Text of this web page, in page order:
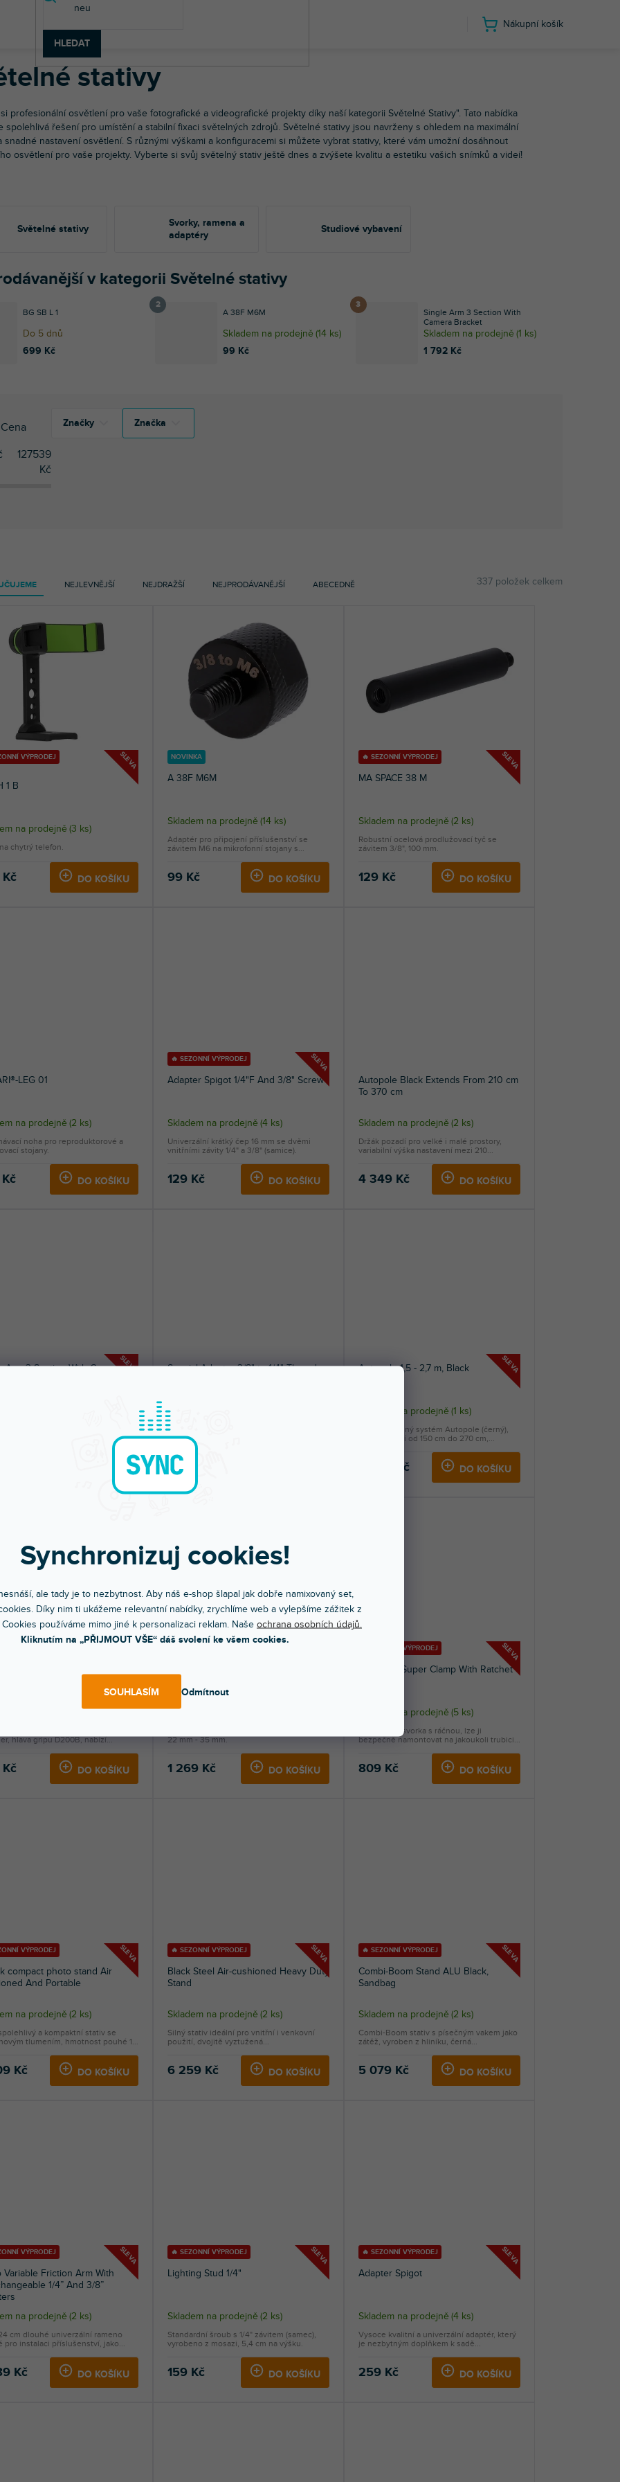
Synchronizuj cookies!
ale tady je to nezbytnost. Aby náš e-shop šlapal jak dobře namixovaný set,
Díky nim ti ukážeme relevantní nabídky, zrychlíme web a vylepšíme zážitek z
používáme mimo jiné k personalizaci reklam. Naše ochrana osobních údajů.
Kliknutím na „PŘIJMOUT VŠE“ dáš svolení ke všem cookies.
Odmítnout
SOUHLASÍM
HLEDAT
Nákupní košík
a video technika
stativy
profesionální osvětlení pro vaše fotografické a videografické projekty díky naší kategorii Světelné Stativy". Tato nabídka
spolehlivá řešení pro umístění a stabilní fixaci světelných zdrojů. Světelné stativy jsou navrženy s ohledem na maximální
snadné nastavení osvětlení. S různými výškami a konfiguracemi si můžete vybrat stativy, které vám umožní dosáhnout
osvětlení pro vaše projekty. Vyberte si svůj světelný stativ ještě dnes a zvýšete kvalitu a estetiku vašich snímků a videí!
Světelné stativy
Svorky, ramena a
adaptéry
Studiové vybavení
v kategorii Světelné stativy
BG SB L 1
Do 5 dnů
699 Kč
A 38F M6M
Skladem na prodejně (14 ks)
99 Kč
Single Arm 3 Section With
Camera Bracket
Skladem na prodejně (1 ks)
1 792 Kč
NEJLEVNĚJŠÍ NEJDRAŽŠÍ NEJPRODÁVANĚJŠÍ ABECEDNĚ 337 položek celkem
Cena
127539
Kč
Značky
Mozos
Značka
Manfrotto
SLEVA
VÝPRODEJ
1 B
na prodejně (3 ks)
DO KOŠÍKU
chytrý telefon.
NOVINKA
A 38F M6M
Skladem na prodejně (14 ks)
99 Kč DO KOŠÍKU
Adaptér pro připojení příslušenství se
závitem M6 na mikrofonní stojany s...
SLEVA
🔥 SEZONNÍ VÝPRODEJ
MA SPACE 38 M
Skladem na prodejně (2 ks)
129 Kč DO KOŠÍKU
Robustní ocelová prodlužovací tyč se
závitem 3/8", 100 mm.
LEG 01
na prodejně (2 ks)
DO KOŠÍKU
noha pro reproduktorové a
stojany.
SLEVA
🔥 SEZONNÍ VÝPRODEJ
Adapter Spigot 1/4"F And 3/8" Screw
Skladem na prodejně (4 ks)
129 Kč DO KOŠÍKU
Univerzální krátký čep 16 mm se dvěmi
vnitřními závity 1/4" a 3/8" (samice).
Autopole Black Extends From 210 cm
To 370 cm
Skladem na prodejně (2 ks)
4 349 Kč DO KOŠÍKU
Držák pozadí pro velké i malé prostory,
variabilní výška nastavení mezi 210...
SLEVA
Arm 3 Section With Camera
DO KOŠÍKU
prvky, otočné rameno,...
Special Adapter 3/8" to 1/4" Thread
Skladem na prodejně
139 Kč
Adaptér 28 mm (samec) pro světelné
stojany nebo stativy, které mají horní...
SLEVA
Autopole 1,5 - 2,7 m, Black
Skladem na prodejně (1 ks)
3 548 Kč DO KOŠÍKU
Vzpěrný nosný systém Autopole (černý),
rozmezí užití od 150 cm do 270 cm,...
D200B
2 ks)
DO KOŠÍKU
hlava gripu D200B, nabízí...
Skladem na prodejně
1 269 Kč DO KOŠÍKU
22 mm - 35 mm.
SLEVA
🔥 SEZONNÍ VÝPRODEJ
Universal Super Clamp With Ratchet
Skladem na prodejně (5 ks)
809 Kč DO KOŠÍKU
Univerzální svorka s ráčnou, lze ji
bezpečně namontovat na jakoukoli trubici...
SLEVA
VÝPRODEJ
compact photo stand Air
And Portable
na prodejně (2 ks)
Kč DO KOŠÍKU
a kompaktní stativ se
tlumením, hmotnost pouhé 1...
SLEVA
🔥 SEZONNÍ VÝPRODEJ
Black Steel Air-cushioned Heavy Duty
Stand
Skladem na prodejně (2 ks)
6 259 Kč DO KOŠÍKU
Silný stativ ideální pro vnitřní i venkovní
použití, dvojitě vyztužená...
SLEVA
🔥 SEZONNÍ VÝPRODEJ
Combi-Boom Stand ALU Black,
Sandbag
Skladem na prodejně (2 ks)
5 079 Kč DO KOŠÍKU
Combi-Boom stativ s písečným vakem jako
zátěž, vyroben z hliníku, černá...
SLEVA
VÝPRODEJ
Variable Friction Arm With
1/4” And 3/8”
na prodejně (2 ks)
Kč DO KOŠÍKU
cm dlouhé univerzální rameno
pro instalaci příslušenství, jako...
SLEVA
🔥 SEZONNÍ VÝPRODEJ
Lighting Stud 1/4"
Skladem na prodejně (2 ks)
159 Kč DO KOŠÍKU
Standardní šroub s 1/4" závitem (samec),
vyrobeno z mosazi, 5,4 cm na výšku.
SLEVA
🔥 SEZONNÍ VÝPRODEJ
Adapter Spigot
Skladem na prodejně (4 ks)
259 Kč DO KOŠÍKU
Vysoce kvalitní a univerzální adaptér, který
je nezbytným doplňkem k sadě...